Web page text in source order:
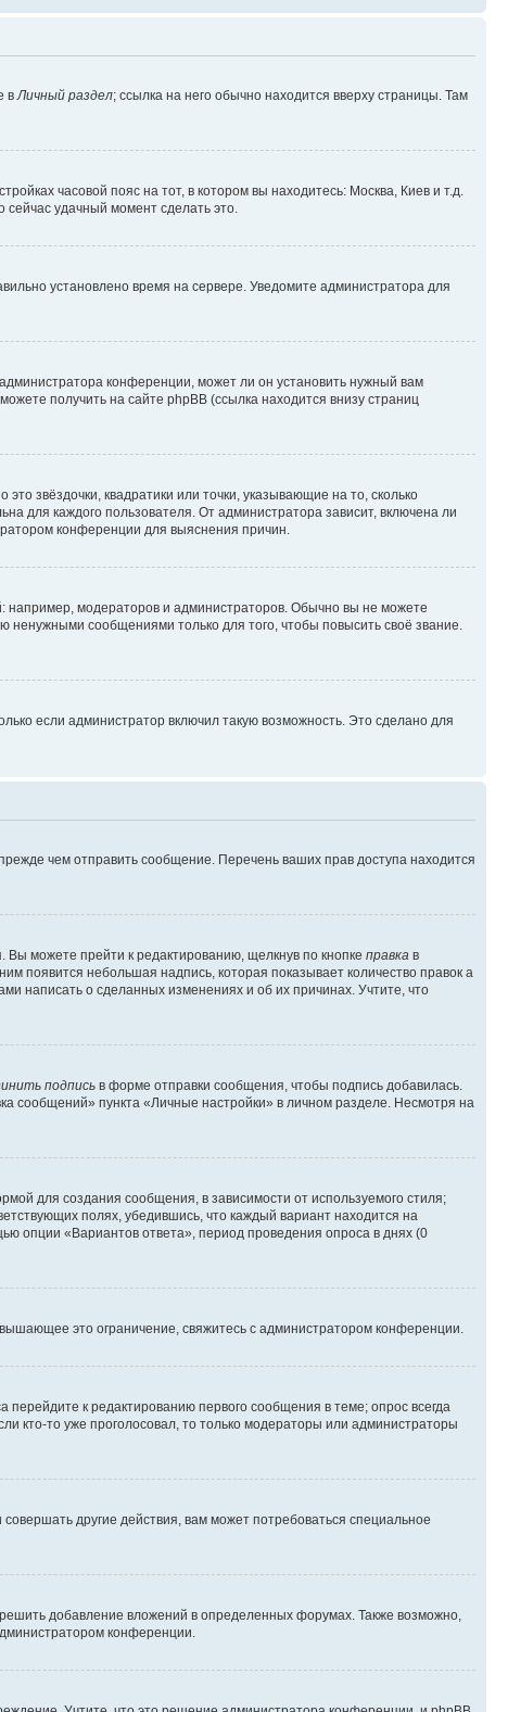
в Личный раздел; ссылка на него обычно находится вверху страницы. Там
часовой пояс на тот, в котором вы находитесь: Москва, Киев и т.д.
сейчас удачный момент сделать это.
установлено время на сервере. Уведомите администратора для
конференции, может ли он установить нужный вам
получить на сайте phpBB (ссылка находится внизу страниц
звёздочки, квадратики или точки, указывающие на то, сколько
для каждого пользователя. От администратора зависит, включена ли
конференции для выяснения причин.
модераторов и администраторов. Обычно вы не можете
сообщениями только для того, чтобы повысить своё звание.
если администратор включил такую возможность. Это сделано для
чем отправить сообщение. Перечень ваших прав доступа находится
можете прейти к редактированию, щелкнув по кнопке правка в
появится небольшая надпись, которая показывает количество правок а
написать о сделанных изменениях и об их причинах. Учтите, что
подпись в форме отправки сообщения, чтобы подпись добавилась.
сообщений» пункта «Личные настройки» в личном разделе. Несмотря на
для создания сообщения, в зависимости от используемого стиля;
полях, убедившись, что каждый вариант находится на
опции «Вариантов ответа», период проведения опроса в днях (0
это ограничение, свяжитесь с администратором конференции.
к редактированию первого сообщения в теме; опрос всегда
кто-то уже проголосовал, то только модераторы или администраторы
другие действия, вам может потребоваться специальное
добавление вложений в определенных форумах. Также возможно,
конференции.